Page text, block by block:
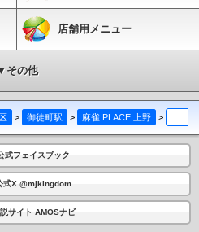
店舗用メニュー
その他
> 御徒町駅 > 麻雀 PLACE 上野 >
式フェイスブック
式X @mjkingdom
サイト AMOSナビ